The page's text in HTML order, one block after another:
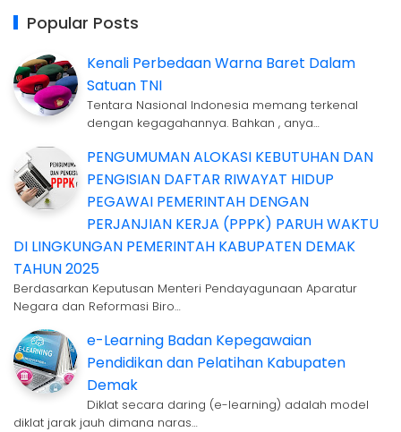
Popular Posts
Kenali Perbedaan Warna Baret Dalam
Satuan TNI
Tentara Nasional Indonesia memang terkenal
dengan kegagahannya. Bahkan , anya…
PENGUMUMAN ALOKASI KEBUTUHAN DAN
PENGISIAN DAFTAR RIWAYAT HIDUP
PEGAWAI PEMERINTAH DENGAN
PERJANJIAN KERJA (PPPK) PARUH WAKTU
DI LINGKUNGAN PEMERINTAH KABUPATEN DEMAK
TAHUN 2025
Berdasarkan Keputusan Menteri Pendayagunaan Aparatur
Negara dan Reformasi Biro…
e-Learning Badan Kepegawaian
Pendidikan dan Pelatihan Kabupaten
Demak
Diklat secara daring (e-learning) adalah model
diklat jarak jauh dimana naras…